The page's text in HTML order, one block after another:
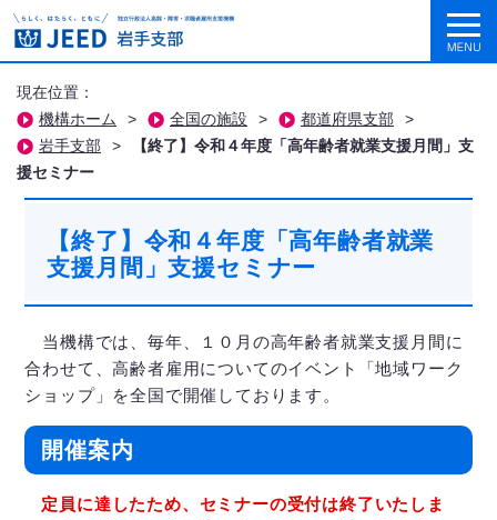
現在位置：
機構ホーム
> 全国の施設 > 都道府県支部
>
岩手支部
>
【終了】令和４年度「高年齢者就業支援月間」支
援セミナー
【終了】令和４年度「高年齢者就業
支援月間」支援セミナー
当機構では、毎年、１０月の高年齢者就業支援月間に
合わせて、高齢者雇用についてのイベント「地域ワーク
ショップ」を全国で開催しております。
開催案内
定員に達したため、セミナーの受付は終了いたしま